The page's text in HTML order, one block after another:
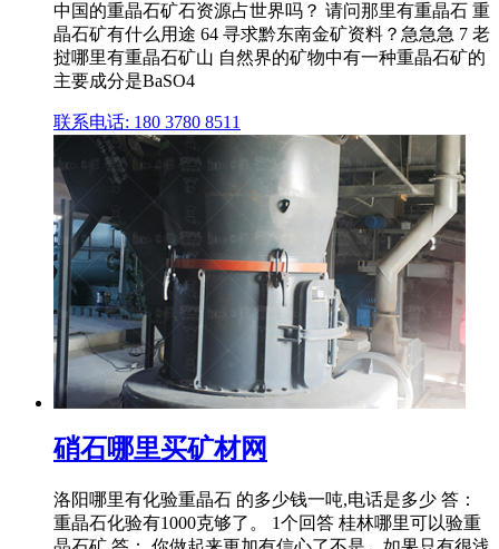
中国的重晶石矿石资源占世界吗？ 请问那里有重晶石 重
晶石矿有什么用途 64 寻求黔东南金矿资料？急急急 7 老
挝哪里有重晶石矿山 自然界的矿物中有一种重晶石矿的
主要成分是BaSO4
联系电话: 180 3780 8511
硝石哪里买矿材网
洛阳哪里有化验重晶石 的多少钱一吨,电话是多少 答：
重晶石化验有1000克够了。 1个回答 桂林哪里可以验重